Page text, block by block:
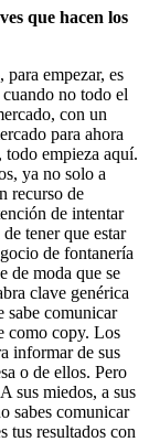
que hacen los
empezar, es
no todo el
con un
para ahora
, todo empieza aquí.
ya no solo a
recurso de
de intentar
tener que estar
de fontanería
de moda que se
clave genérica
sabe comunicar
como copy. Los
informar de sus
o de ellos. Pero
sus miedos, a sus
sabes comunicar
tus resultados con